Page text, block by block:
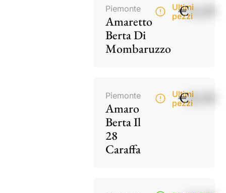
Piemonte
Amaretto
Berta Di
Mombaruzzo
Ultimi
pezzi
€34,00
Piemonte
Amaro
Berta Il
28
Caraffa
Ultimi
pezzi
€40,00